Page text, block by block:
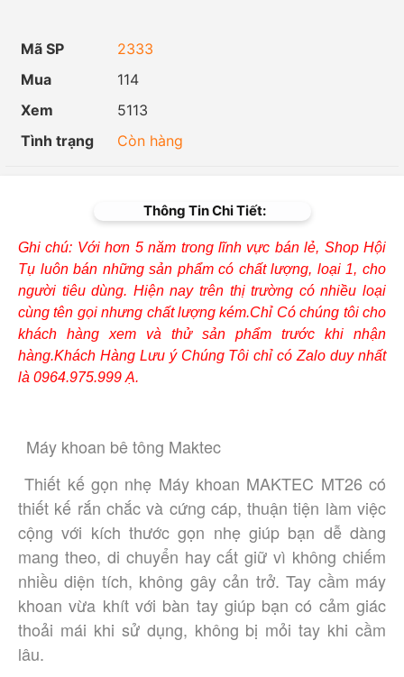
Mã SP
2333
Mua
114
Xem
5113
Tình trạng
Còn hàng
Thông Tin Chi Tiết:
Ghi chú: Với hơn 5 năm trong lĩnh vực bán lẻ, Shop Hội
Tụ luôn bán những sản phẩm có chất lượng, loại 1, cho
người tiêu dùng. Hiện nay trên thị trường có nhiều loại
cùng tên gọi nhưng chất lượng kém.Chỉ Có chúng tôi cho
khách hàng xem và thử sản phẩm trước khi nhận
hàng.Khách Hàng Lưu ý Chúng Tôi chỉ có Zalo duy nhất
là 0964.975.999 Ạ.
Máy khoan bê tông Maktec
Thiết kế gọn nhẹ Máy khoan MAKTEC MT26 có
thiết kế rắn chắc và cứng cáp, thuận tiện làm việc
cộng với kích thước gọn nhẹ giúp bạn dễ dàng
mang theo, di chuyển hay cất giữ vì không chiếm
nhiều diện tích, không gây cản trở. Tay cầm máy
khoan vừa khít với bàn tay giúp bạn có cảm giác
thoải mái khi sử dụng, không bị mỏi tay khi cầm
lâu.